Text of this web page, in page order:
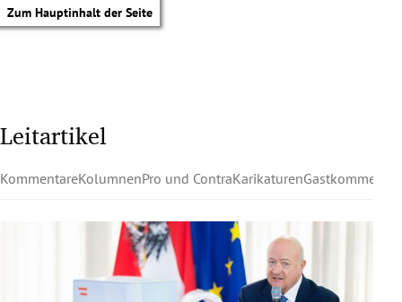
Zum Hauptinhalt der Seite
Leitartikel
KommentareKolumnenPro und ContraKarikaturen